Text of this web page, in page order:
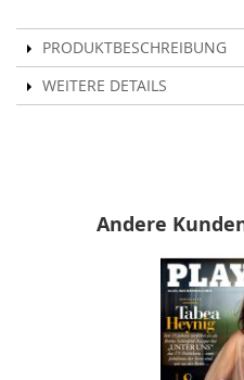
PRODUKTBESCHREIBUNG
WEITERE DETAILS
Andere